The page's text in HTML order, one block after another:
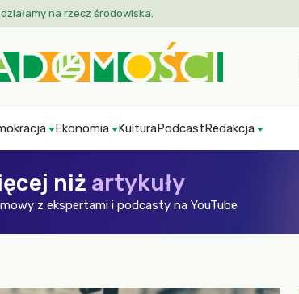
na rzecz środowiska.
Ekonomia KulturaPodcastRedakcja
niż artykuły
z ekspertami i podcasty na YouTube